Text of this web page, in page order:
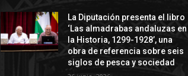
La Diputación presenta el libro
‘Las almadrabas andaluzas en
la Historia, 1299-1928’, una
obra de referencia sobre seis
siglos de pesca y sociedad